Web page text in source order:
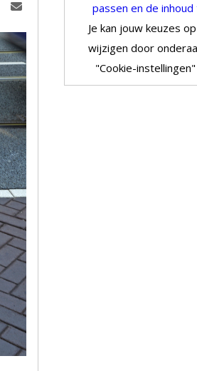
passen en de inhoud
Je kan jouw keuzes
wijzigen door
"Cookie-